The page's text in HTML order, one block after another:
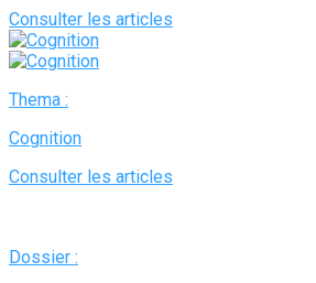
Consulter les articles
Thema :
Cognition
Consulter les articles
Dossier :